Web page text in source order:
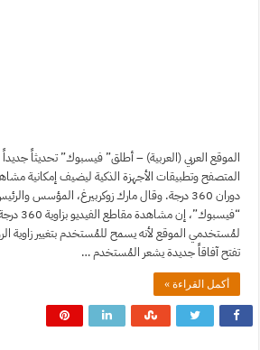
الموقع العربي (العربية) – أطلق” فيسبوك” تحديثاً
المتصفح وتطبيقات الأجهزة الذكية ليضيف إمكانية
دوران 360 درجة. وقال مارك زوكربيرغ، المؤسس
لمُستخدمي الموقع لأنه يسمح للمُستخدم بتغيير زاوية
تفتح آفاقاً جديدة يشعر المُستخدم …
أكمل القراءة »